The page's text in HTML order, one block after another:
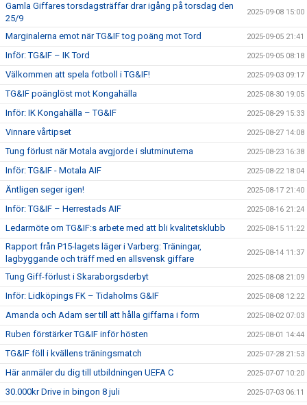
Gamla Giffares torsdagsträffar drar igång på torsdag den
25/9
2025-09-08 15:00
Marginalerna emot när TG&IF tog poäng mot Tord 2025-09-05 21:41
Inför: TG&IF – IK Tord 2025-09-05 08:18
Välkommen att spela fotboll i TG&IF! 2025-09-03 09:17
TG&IF poänglöst mot Kongahälla 2025-08-30 19:05
Inför: IK Kongahälla – TG&IF 2025-08-29 15:33
Vinnare vårtipset 2025-08-27 14:08
Tung förlust när Motala avgjorde i slutminuterna 2025-08-23 16:38
Inför: TG&IF - Motala AIF 2025-08-22 18:04
Äntligen seger igen! 2025-08-17 21:40
Inför: TG&IF – Herrestads AIF 2025-08-16 21:24
Ledarmöte om TG&IF:s arbete med att bli kvalitetsklubb 2025-08-15 11:22
Rapport från P15-lagets läger i Varberg: Träningar,
lagbyggande och träff med en allsvensk giffare
2025-08-14 11:37
Tung Giff-förlust i Skaraborgsderbyt 2025-08-08 21:09
Inför: Lidköpings FK – Tidaholms G&IF 2025-08-08 12:22
Amanda och Adam ser till att hålla giffarna i form 2025-08-02 07:03
Ruben förstärker TG&IF inför hösten 2025-08-01 14:44
TG&IF föll i kvällens träningsmatch 2025-07-28 21:53
Här anmäler du dig till utbildningen UEFA C 2025-07-07 10:20
30.000kr Drive in bingon 8 juli 2025-07-03 06:11